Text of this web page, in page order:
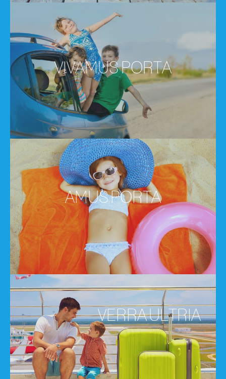
VIVAM ESTERA
VIVAMUS PORTA
AMUS PORTA
VERRA ULTRIA